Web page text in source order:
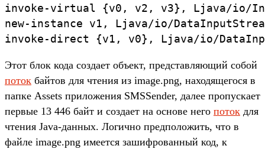
invoke-virtual {v0, v2, v3}, Ljava/io/
new-instance v1, Ljava/io/
invoke-direct {v1, v0}, Ljava/io/
Этот блок кода создает объект, представляющий собой
поток байтов для чтения из image.png, находящегося в
папке Assets приложения SMSSender, далее пропускает
первые 13 446 байт и создает на основе него поток для
чтения Java-данных. Логично предположить, что в
файле image.png имеется зашифрованный код, к